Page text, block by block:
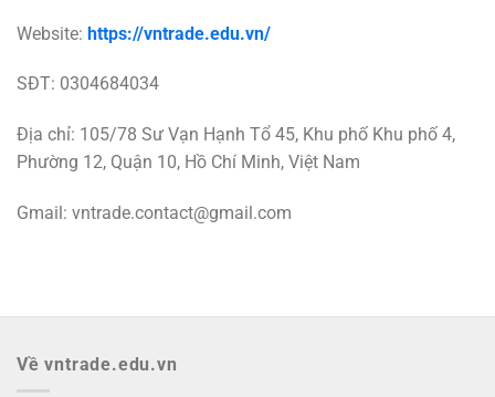
Website: https://vntrade.edu.vn/
SĐT: 0304684034
Địa chỉ: 105/78 Sư Vạn Hạnh Tổ 45, Khu phố Khu phố 4,
Phường 12, Quận 10, Hồ Chí Minh, Việt Nam
Gmail: vntrade.contact@gmail.com
Về vntrade.edu.vn